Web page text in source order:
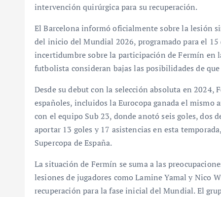
intervención quirúrgica para su recuperación.
El Barcelona informó oficialmente sobre la lesión
del inicio del Mundial 2026, programado para el
incertidumbre sobre la participación de Fermín en
futbolista consideran bajas las posibilidades de
Desde su debut con la selección absoluta en 2024,
españoles, incluidos la Eurocopa ganada el mismo
con el equipo Sub 23, donde anotó seis goles, dos
aportar 13 goles y 17 asistencias en esta
Supercopa de España.
La situación de Fermín se suma a las
lesiones de jugadores como Lamine Yamal y Nico
recuperación para la fase inicial del Mundial. El